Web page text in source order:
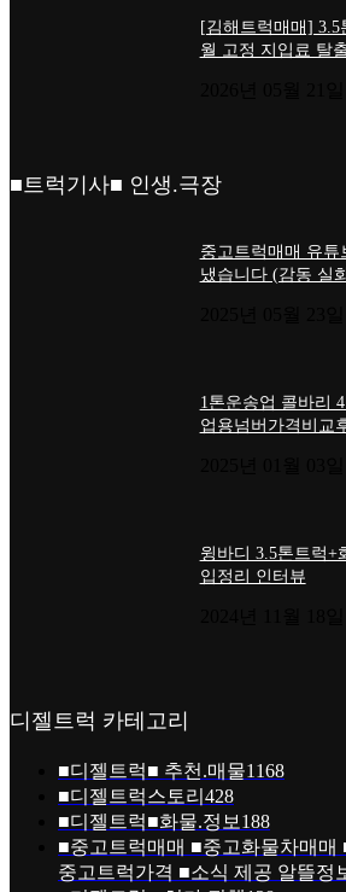
[김해트럭매매]
월 고정 지입료 탈
■트럭기사■ 인생.극장
중고트럭매매 유튜
냈습니다 (감동 실
1톤운송업 콜바리
업용넘버가격비교
윙바디 3.5톤트럭+
입정리 인터뷰
디젤트럭 카테고리
■디젤트럭■ 추천.매물1168
■디젤트럭스토리 428
■디젤트럭■화물.정보 188
■중고트럭매매 ■중고화물차매매
중고트럭가격 ■소식 제공 알뜰정